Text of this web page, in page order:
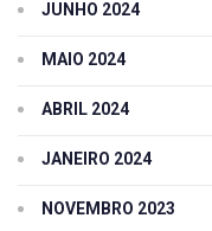
JUNHO 2024
MAIO 2024
ABRIL 2024
JANEIRO 2024
NOVEMBRO 2023